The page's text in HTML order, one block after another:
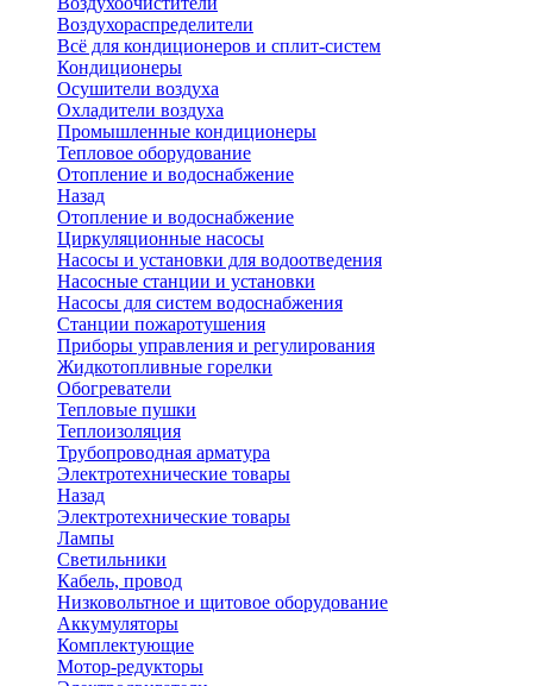
Воздухораспределители
Всё для кондиционеров и сплит-систем
Кондиционеры
Осушители воздуха
Охладители воздуха
Промышленные кондиционеры
Тепловое оборудование
Отопление и водоснабжение
Назад
Отопление и водоснабжение
Циркуляционные насосы
Насосы и установки для водоотведения
Насосные станции и установки
Насосы для систем водоснабжения
Станции пожаротушения
Приборы управления и регулирования
Жидкотопливные горелки
Обогреватели
Тепловые пушки
Теплоизоляция
Трубопроводная арматура
Электротехнические товары
Назад
Электротехнические товары
Лампы
Светильники
Кабель, провод
Низковольтное и щитовое оборудование
Аккумуляторы
Комплектующие
Мотор-редукторы